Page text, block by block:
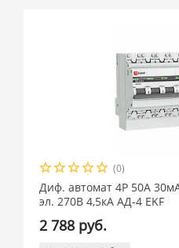
(0)
Диф. автомат 4P 50А
эл. 270В 4,5кА АД-4 EKF
2 788 руб.